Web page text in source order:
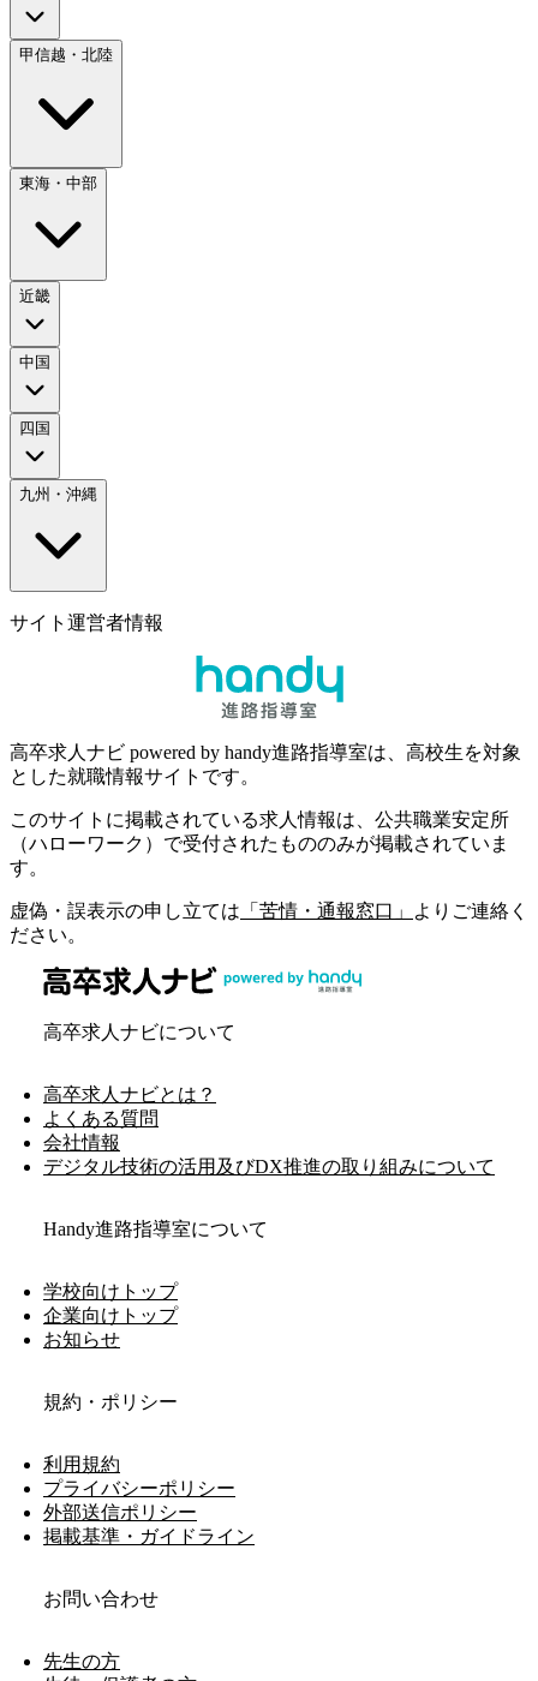
甲信越・北陸
東海・中部
近畿
中国
四国
九州・沖縄
サイト運営者情報
高卒求人ナビ powered by handy進路指導室は、高校生を対象
とした就職情報サイトです。
このサイトに掲載されている求人情報は、公共職業安定所
（ハローワーク）で受付されたもののみが掲載されていま
す。
虚偽・誤表示の申し立ては 「苦情・通報窓口」
よりご連絡く
ださい。
高卒求人ナビについて
高卒求人ナビとは？
よくある質問
会社情報
デジタル技術の活用及びDX推進の取り組みについて
Handy進路指導室について
学校向けトップ
企業向けトップ
お知らせ
規約・ポリシー
利用規約
プライバシーポリシー
外部送信ポリシー
掲載基準・ガイドライン
お問い合わせ
先生の方